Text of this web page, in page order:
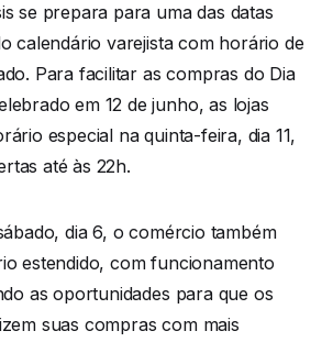
se prepara para uma das datas
calendário varejista com horário de
Para facilitar as compras do Dia
em 12 de junho, as lojas
especial na quinta-feira, dia 11,
até às 22h.
dia 6, o comércio também
estendido, com funcionamento
as oportunidades para que os
suas compras com mais